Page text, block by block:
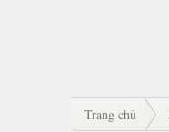
Trang chủ